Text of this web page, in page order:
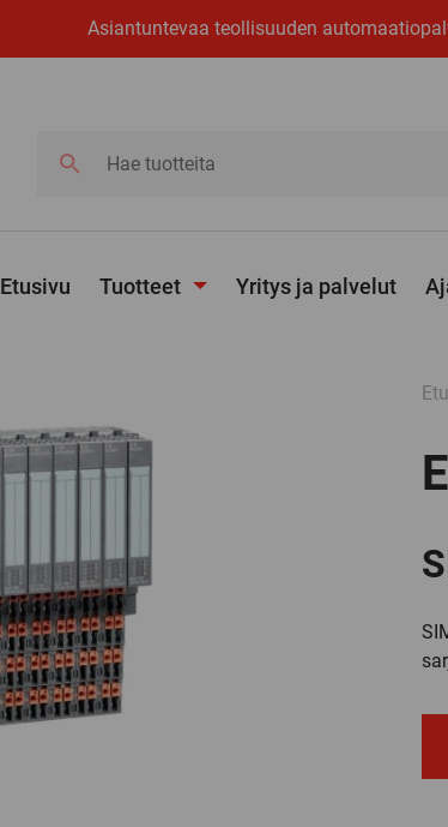
Asiantuntevaa teollisuuden
tuotteita
Etusivu Tuotteet Yritys ja palvelut